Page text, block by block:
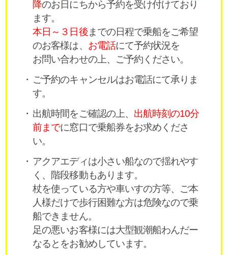
降のお日にちから予約を受け付けており
ます。
本日～３日後までの日程で乗船をご希望
のお客様は、 お電話にて予約状況を
お問い合わせの上、ご予約ください。
ご予約のキャンセルはお電話にて承りま
す。
出航時間をご確認の上、 出航時刻の10分
前までに窓口で乗船券をお求めくださ
い。
アクアエディは小さい船なので揺れやす
く、階段移動もあります。
杖を使っている方や車いすの方等、ご本
人様だけで歩行困難な方は危険なので乗
船できません。
足の悪いお客様には大型観潮船わんだー
なるとをお勧めしています。